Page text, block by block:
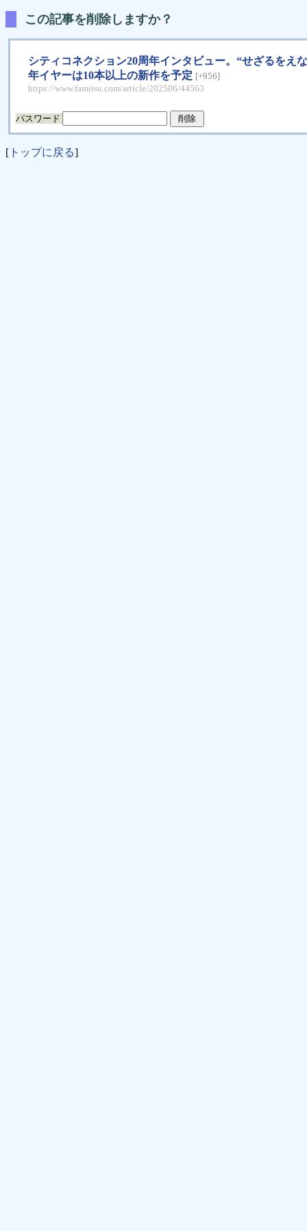
この記事を削除しますか？
シティコネクション20周年インタビュー。“せざるをえ
年イヤーは10本以上の新作を予定 [+956]
https://www.famitsu.com/article/202506/44563
パスワード
[ トップに戻る]